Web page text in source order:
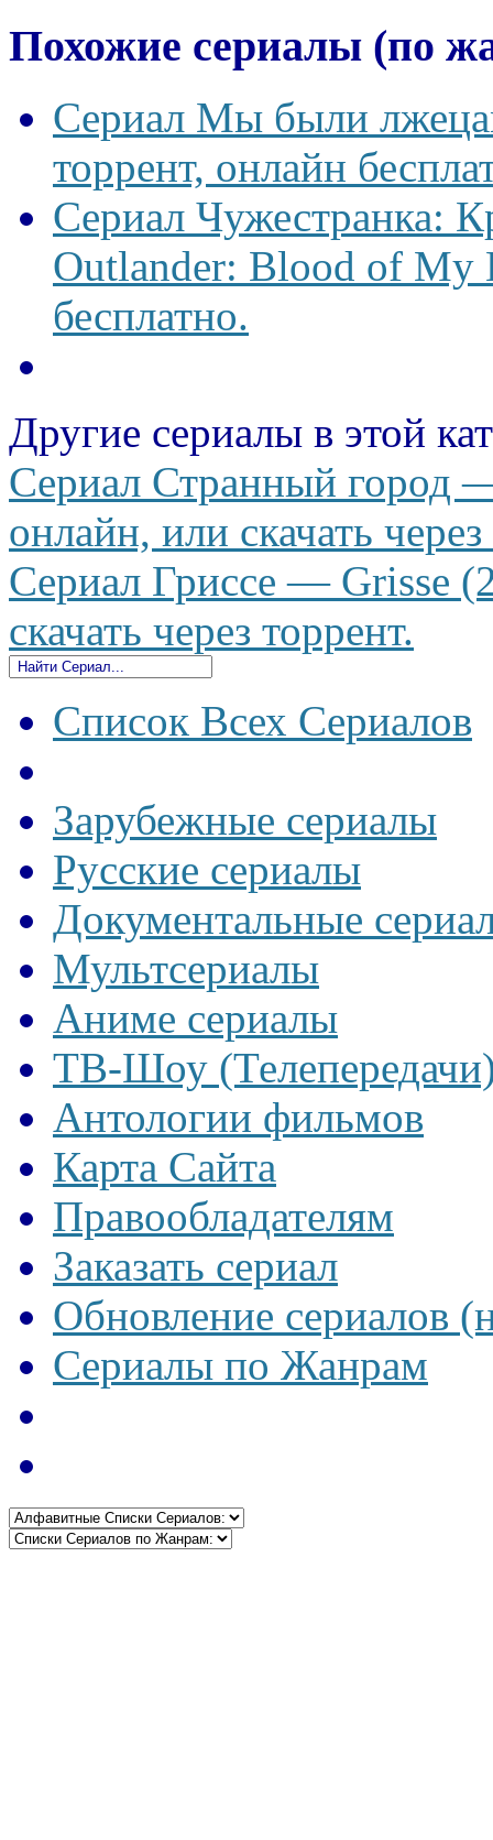
Похожие сериалы (по
Сериал Мы были
торрент, онлайн
Сериал Чужестранка:
Outlander: Blood of My
бесплатно.
Другие сериалы в этой
Сериал Странный город
онлайн, или скачать
Сериал Гриссе — Grisse
скачать через торрент.
Список Всех Сериалов
Зарубежные сериалы
Русские сериалы
Документальные
Мультсериалы
Аниме сериалы
ТВ-Шоу
Антологии фильмов
Карта Сайта
Правообладателям
Заказать сериал
Обновление сериалов
Сериалы по Жанрам